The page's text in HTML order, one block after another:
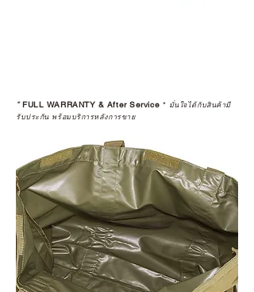
*FULL WARRANTY & After Service * มั่นใจได้กับสินค้ามี
รับประกัน พร้อมบริการหลังการขาย